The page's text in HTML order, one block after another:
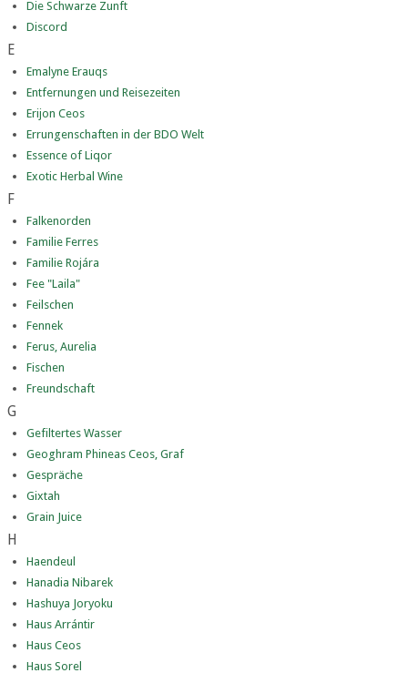
Die Schwarze Zunft
Discord
E
Emalyne Erauqs
Entfernungen und Reisezeiten
Erijon Ceos
Errungenschaften in der BDO Welt
Essence of Liqor
Exotic Herbal Wine
F
Falkenorden
Familie Ferres
Familie Rojára
Fee "Laila"
Feilschen
Fennek
Ferus, Aurelia
Fischen
Freundschaft
G
Gefiltertes Wasser
Geoghram Phineas Ceos, Graf
Gespräche
Gixtah
Grain Juice
H
Haendeul
Hanadia Nibarek
Hashuya Joryoku
Haus Arrántir
Haus Ceos
Haus Sorel